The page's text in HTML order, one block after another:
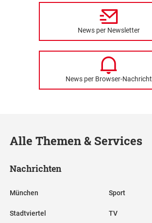
News per Newsletter
News per Browser-Nachricht
Alle Themen & Services
Nachrichten
München
Stadtviertel
Sport
TV